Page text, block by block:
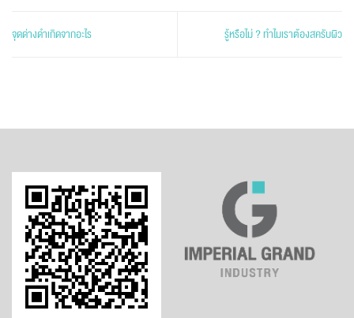
จุดด่างดำเกิดจากอะไร รู้หรือไม่ ? ทำไมเราต้องสครับผิว